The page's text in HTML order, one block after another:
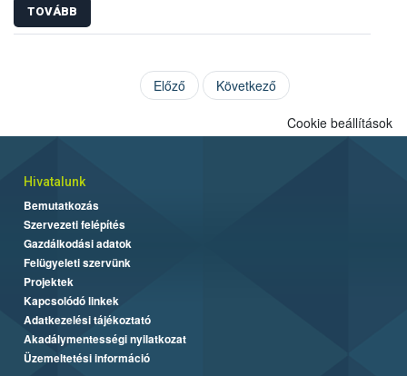
TOVÁBB
Előző Következő
Cookie beállítások
Hivatalunk
Bemutatkozás
Szervezeti felépítés
Gazdálkodási adatok
Felügyeleti szervünk
Projektek
Kapcsolódó linkek
Adatkezelési tájékoztató
Akadálymentességi nyilatkozat
Üzemeltetési információ